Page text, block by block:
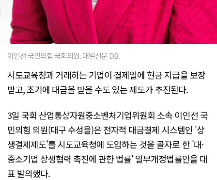
이인선 국민의힘 국회의원. 매일신문 DB.
시도교육청과 거래하는 기업이 결제일에 현금 지급을 보장
받고, 조기에 대금을 받을 수도 있는 제도가 추진된다.
3일 국회 산업통상자원중소벤처기업위원회 소속 이인선 국
민의힘 의원(대구 수성을)은 전자적 대금결제 시스템인 '상
생결제제도'를 시도교육청에 도입하는 것을 골자로 한 '대·
중소기업 상생협력 촉진에 관한 법률' 일부개정법률안을 대
표 발의했다.